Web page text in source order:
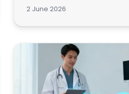
2 June 2026